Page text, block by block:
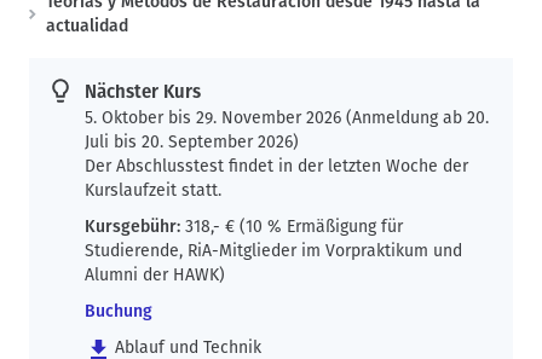
n actualidad
Nächster Kurs
5. Oktober bis 29. November 2026 (Anmeldung ab 20.
Juli bis 20. September 2026)
Der Abschlusstest findet in der letzten Woche der
Kurslaufzeit statt.
Kursgebühr: 318,- € (10 % Ermäßigung für
Studierende, RiA-Mitglieder im Vorpraktikum und
Alumni der HAWK)
Buchung
Ablauf und Technik